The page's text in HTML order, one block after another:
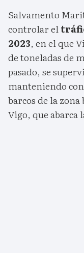
Salvamento
controlar el
2023, en el que
de toneladas de
pasado, se
manteniendo
barcos de la
Vigo, que abarca